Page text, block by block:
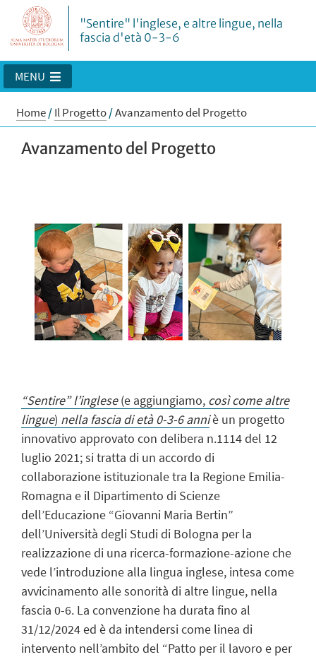
"Sentire" l'inglese, e altre lingue, nella
fascia d'età 0-3-6
MENU
Home/Il Progetto/Avanzamento del Progetto
Avanzamento del Progetto
“Sentire” l’inglese(e aggiungiamo, così come altre
lingue) nella fascia di età 0-3-6 anniè un progetto
innovativo approvato con delibera n.1114 del 12
luglio 2021; si tratta di un accordo di
collaborazione istituzionale tra la Regione Emilia-
Romagna e il Dipartimento di Scienze
dell’Educazione “Giovanni Maria Bertin”
dell’Università degli Studi di Bologna per la
realizzazione di una ricerca-formazione-azione che
vede l’introduzione alla lingua inglese, intesa come
avvicinamento alle sonorità di altre lingue, nella
fascia 0-6. La convenzione ha durata fino al
31/12/2024 ed è da intendersi come linea di
intervento nell’ambito del “Patto per il lavoro e per